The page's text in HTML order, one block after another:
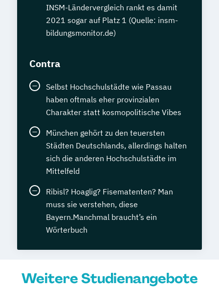
INSM-Ländervergleich rankt es damit
2021 sogar auf Platz 1 (Quelle: insm-
bildungsmonitor.de)
Contra
Selbst Hochschulstädte wie Passau
haben oftmals eher provinzialen
Charakter statt kosmopolitische Vibes
München gehört zu den teuersten
Städten Deutschlands, allerdings halten
sich die anderen Hochschulstädte im
Mittelfeld
Ribisl? Hoaglig? Fisematenten? Man
muss sie verstehen, diese
Bayern.Manchmal braucht’s ein
Wörterbuch
Weitere Studienangebote